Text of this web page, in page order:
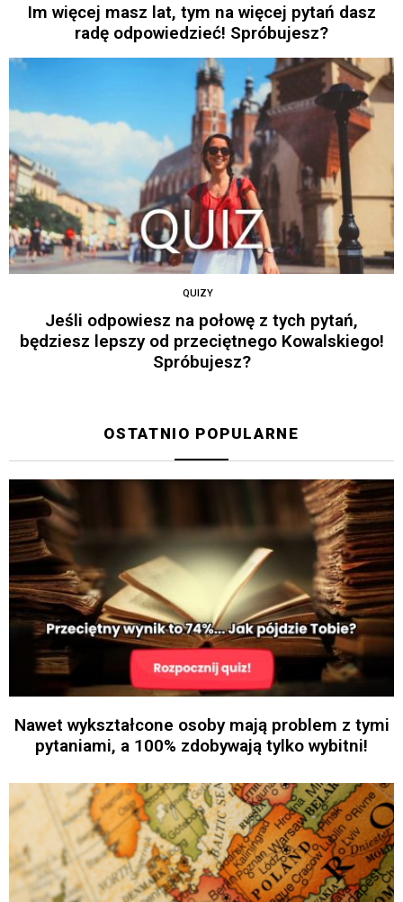
Im więcej masz lat, tym na więcej pytań dasz
radę odpowiedzieć! Spróbujesz?
QUIZY
Jeśli odpowiesz na połowę z tych pytań,
będziesz lepszy od przeciętnego Kowalskiego!
Spróbujesz?
OSTATNIO POPULARNE
Nawet wykształcone osoby mają problem z tymi
pytaniami, a 100% zdobywają tylko wybitni!